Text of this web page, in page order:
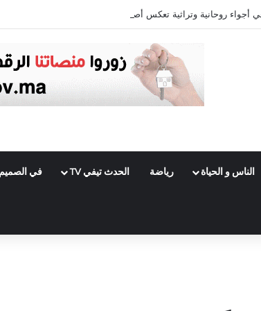
روحانية وتراثية تعكس أصالة دكالة
الناس و الحياة رياضة الحدث تيفي TV في الصميم